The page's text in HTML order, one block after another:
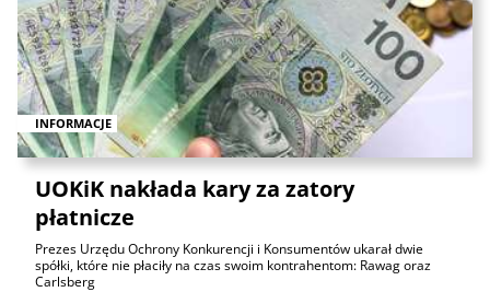
INFORMACJE
UOKiK nakłada kary za zatory
płatnicze
Prezes Urzędu Ochrony Konkurencji i Konsumentów ukarał dwie
spółki, które nie płaciły na czas swoim kontrahentom: Rawag oraz
Carlsberg